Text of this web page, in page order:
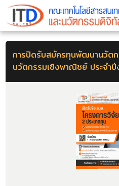
การปิดรับสมัครทุนพัฒนานวัต
นวัตกรรมเชิงพาณิชย์ ประจำ